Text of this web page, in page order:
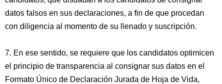
datos falsos en sus declaraciones, a fin de que procedan
con diligencia al momento de su llenado y suscripción.
7. En ese sentido, se requiere que los candidatos optimicen
el principio de transparencia al consignar sus datos en el
Formato Único de Declaración Jurada de Hoja de Vida,